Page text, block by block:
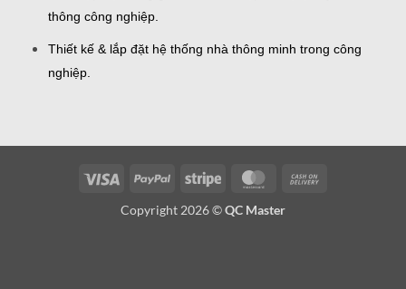
thông công nghiệp.
Thiết kế & lắp đặt hệ thống nhà thông minh trong công
nghiệp.
Visa PayPal Stripe MasterCard
Copyright 2026 ©QC Master